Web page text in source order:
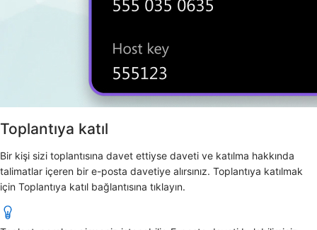
Toplantıya katıl
Bir kişi sizi toplantısına davet ettiyse daveti ve katılma hakkında
talimatlar içeren bir e-posta davetiye alırsınız. Toplantıya katılmak
için Toplantıya katıl bağlantısına tıklayın.